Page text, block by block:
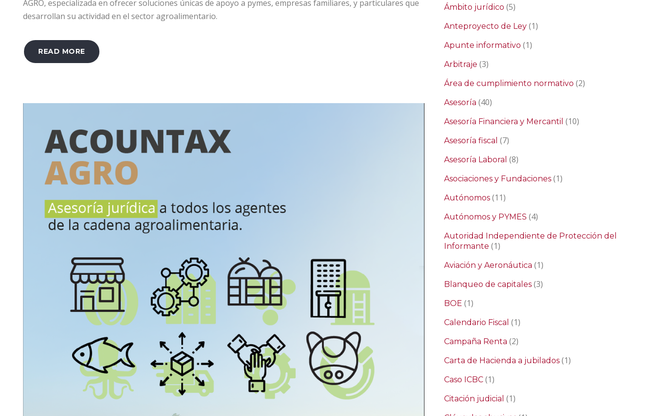
AGRO, especializada en ofrecer soluciones únicas de apoyo a pymes, empresas familiares, y particulares que
desarrollan su actividad en el sector agroalimentario.
READ MORE
Ámbito jurídico (5)
Anteproyecto de Ley (1)
Apunte informativo (1)
Arbitraje (3)
Área de cumplimiento normativo (2)
Asesoría (40)
Asesoría Financiera y Mercantil (10)
Asesoría fiscal (7)
Asesoría Laboral (8)
Asociaciones y Fundaciones (1)
Autónomos (11)
Autónomos y PYMES (4)
Autoridad Independiente de Protección del
Informante (1)
Aviación y Aeronáutica (1)
Blanqueo de capitales (3)
BOE (1)
Calendario Fiscal (1)
Campaña Renta (2)
Carta de Hacienda a jubilados (1)
Caso ICBC (1)
Citación judicial (1)